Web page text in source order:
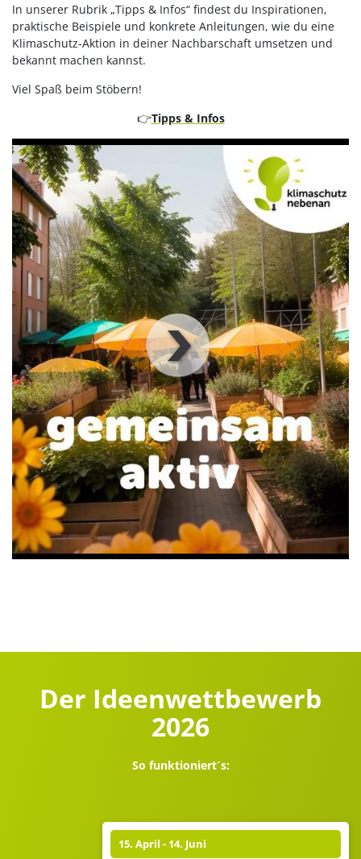
In unserer Rubrik „Tipps & Infos“ findest du Inspirationen,
praktische Beispiele und konkrete Anleitungen, wie du eine
Klimaschutz-Aktion in deiner Nachbarschaft umsetzen und
bekannt machen kannst.
Viel Spaß beim Stöbern!
👉Tipps & Infos
00:00:00|00:00:00
Der Ideenwettbewerb
2026
So funktioniert´s:
15. April - 14. Juni